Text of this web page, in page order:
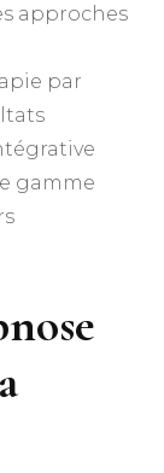
approches
par
gamme